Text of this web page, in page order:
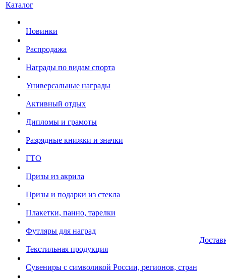
Каталог
Новинки
Распродажа
Награды по видам спорта
Универсальные награды
Активный отдых
Дипломы и грамоты
Разрядные книжки и значки
ГТО
Призы из акрила
Призы и подарки из стекла
Плакетки, панно, тарелки
Футляры для наград
Текстильная продукция
Сувениры с символикой России, регионов, стран